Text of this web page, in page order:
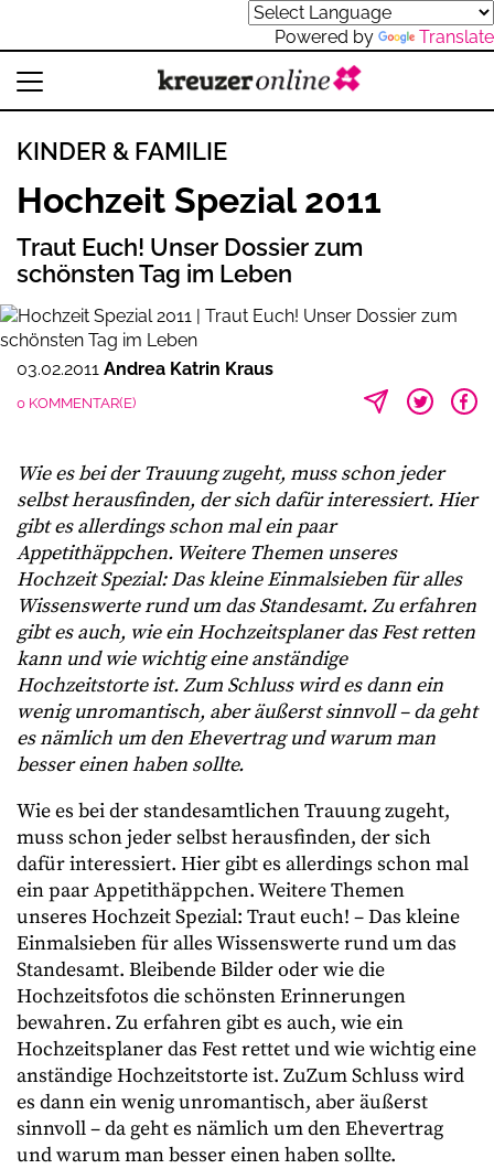
Powered by Translate
KINDER & FAMILIE
Hochzeit Spezial 2011
Traut Euch! Unser Dossier zum
schönsten Tag im Leben
03.02.2011 Andrea Katrin Kraus
0 KOMMENTAR(E)
Wie es bei der Trauung zugeht, muss schon jeder
selbst herausfinden, der sich dafür interessiert. Hier
gibt es allerdings schon mal ein paar
Appetithäppchen. Weitere Themen unseres
Hochzeit Spezial: Das kleine Einmalsieben für alles
Wissenswerte rund um das Standesamt. Zu erfahren
gibt es auch, wie ein Hochzeitsplaner das Fest retten
kann und wie wichtig eine anständige
Hochzeitstorte ist. Zum Schluss wird es dann ein
wenig unromantisch, aber äußerst sinnvoll – da geht
es nämlich um den Ehevertrag und warum man
besser einen haben sollte.
Wie es bei der standesamtlichen Trauung zugeht,
muss schon jeder selbst herausfinden, der sich
dafür interessiert. Hier gibt es allerdings schon mal
ein paar Appetithäppchen. Weitere Themen
unseres Hochzeit Spezial: Traut euch! – Das kleine
Einmalsieben für alles Wissenswerte rund um das
Standesamt. Bleibende Bilder oder wie die
Hochzeitsfotos die schönsten Erinnerungen
bewahren. Zu erfahren gibt es auch, wie ein
Hochzeitsplaner das Fest rettet und wie wichtig eine
anständige Hochzeitstorte ist. ZuZum Schluss wird
es dann ein wenig unromantisch, aber äußerst
sinnvoll – da geht es nämlich um den Ehevertrag
und warum man besser einen haben sollte.